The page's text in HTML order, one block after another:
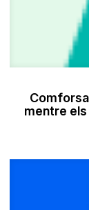
mentre